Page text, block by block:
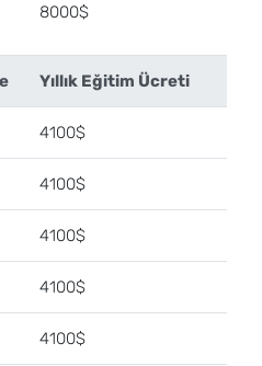
8000$
Yıllık Eğitim Ücreti
4100$
4100$
4100$
4100$
4100$